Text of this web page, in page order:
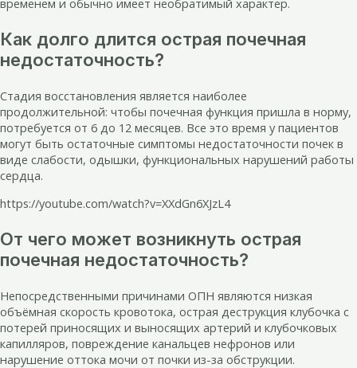
временем и обычно имеет необратимый характер.
Как долго длится острая почечная
недостаточность?
Стадия восстановления является наиболее
продолжительной: чтобы почечная функция пришла в норму,
потребуется от 6 до 12 месяцев. Все это время у пациентов
могут быть остаточные симптомы недостаточности почек в
виде слабости, одышки, функциональных нарушений работы
сердца.
https://youtube.com/watch?v=XXdGn6XJzL4
От чего может возникнуть острая
почечная недостаточность?
Непосредственными причинами ОПН являются низкая
объёмная скорость кровотока, острая деструкция клубочка с
потерей приносящих и выносящих артерий и клубочковых
капилляров, повреждение канальцев нефронов или
нарушение оттока мочи от почки из-за обструкции.